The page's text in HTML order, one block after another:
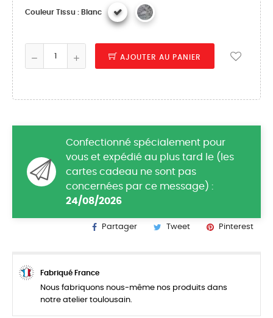
Couleur Tissu : Blanc
AJOUTER AU PANIER
Confectionné spécialement pour
vous et expédié au plus tard le (les
cartes cadeau ne sont pas
concernées par ce message) :
24/08/2026
Partager Tweet Pinterest
Fabriqué France
Nous fabriquons nous-même nos produits dans
notre atelier toulousain.